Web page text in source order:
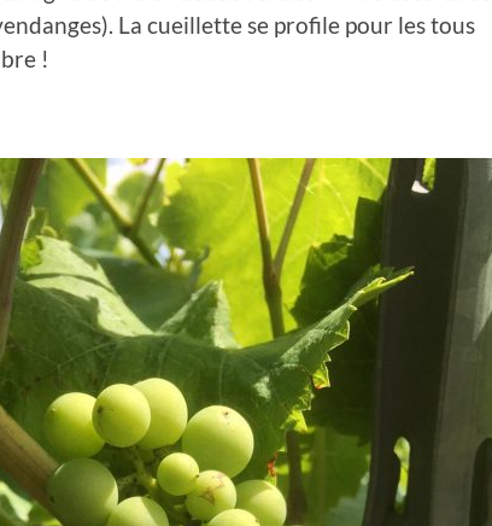
La cueillette se profile pour les tous
!